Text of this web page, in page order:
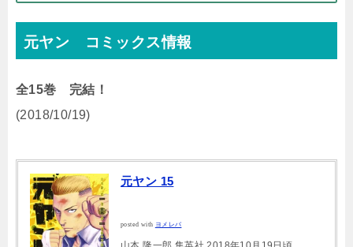
元ヤン コミックス情報
全15巻 完結！
(2018/10/19)
元ヤン 15
posted with ヨメレバ